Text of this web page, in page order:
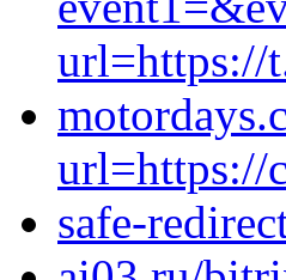
url=https://
url=https://
safe-